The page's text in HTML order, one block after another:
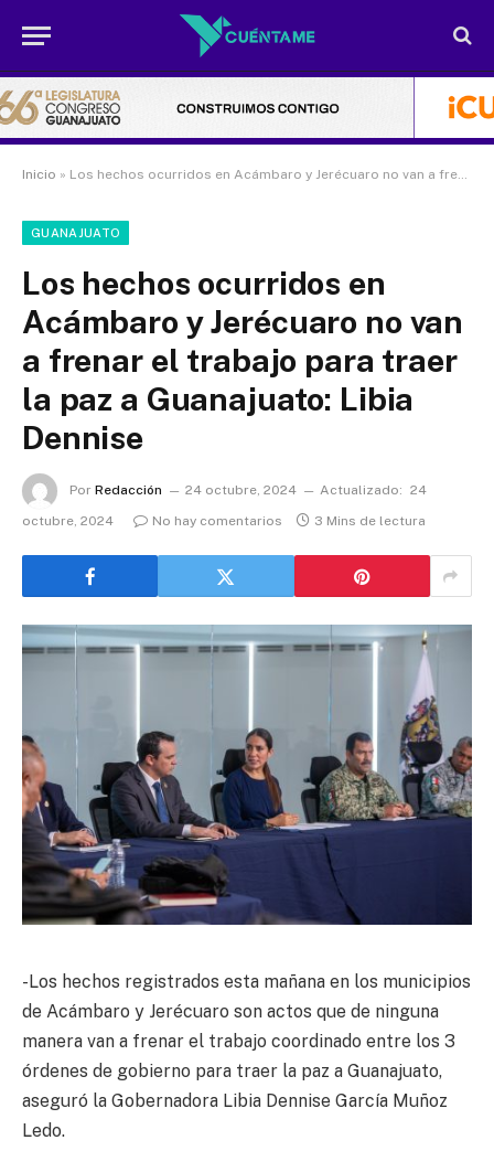
Inicio » Los hechos ocurridos en Acámbaro y Jerécuaro no van a frenar el trabajo para traer la paz a Guanajuato: Libia Dennise
GUANAJUATO
Los hechos ocurridos en
Acámbaro y Jerécuaro no van
a frenar el trabajo para traer
la paz a Guanajuato: Libia
Dennise
Por Redacción 24 octubre, 2024 Actualizado: 24
octubre, 2024
No hay comentarios 3 Mins de lectura
-Los hechos registrados esta mañana en los municipios
de Acámbaro y Jerécuaro son actos que de ninguna
manera van a frenar el trabajo coordinado entre los 3
órdenes de gobierno para traer la paz a Guanajuato,
aseguró la Gobernadora Libia Dennise García Muñoz
Ledo.